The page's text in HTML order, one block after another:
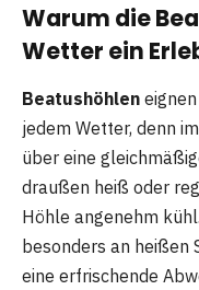
Warum die
Wetter ein
Beatushöhlen
jedem Wetter, denn
über eine
draußen heiß oder
Höhle angenehm
besonders an heißen
eine erfrischende